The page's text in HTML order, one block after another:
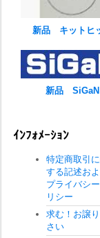
新品 キットヒ
新品 SiGaN
ｲﾝﾌｫﾒｰｼｮﾝ
特定商取引
する記述お
プライバシ
リシー
求む！お譲
さい